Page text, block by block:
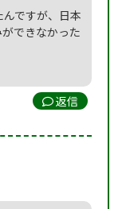
ですが、日本
できなかった
返信